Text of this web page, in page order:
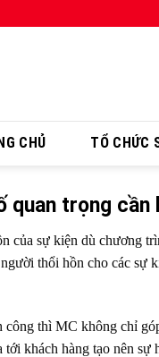
CHỦ TỔ CHỨC
quan trọng
của sự kiện dù chương
thổi hồn cho các sự
thì MC không chỉ
khách hàng tạo nên